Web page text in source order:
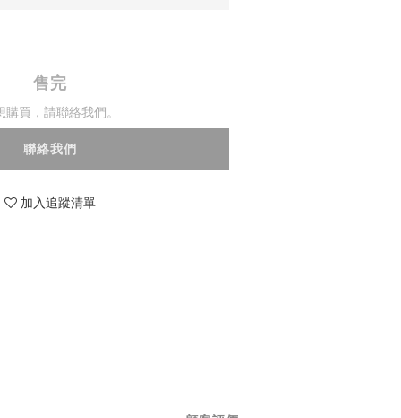
售完
購買，請聯絡我們。
聯絡我們
加入追蹤清單